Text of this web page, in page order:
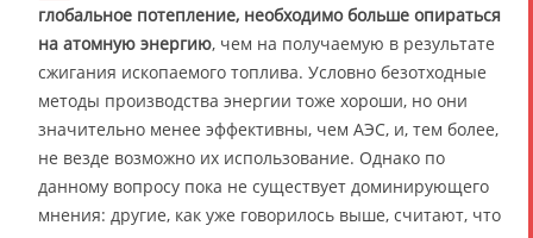
глобальное потепление, необходимо больше опираться
на атомную энергию, чем на получаемую в результате
сжигания ископаемого топлива. Условно безотходные
методы производства энергии тоже хороши, но они
значительно менее эффективны, чем АЭС, и, тем более,
не везде возможно их использование. Однако по
данному вопросу пока не существует доминирующего
мнения: другие, как уже говорилось выше, считают, что